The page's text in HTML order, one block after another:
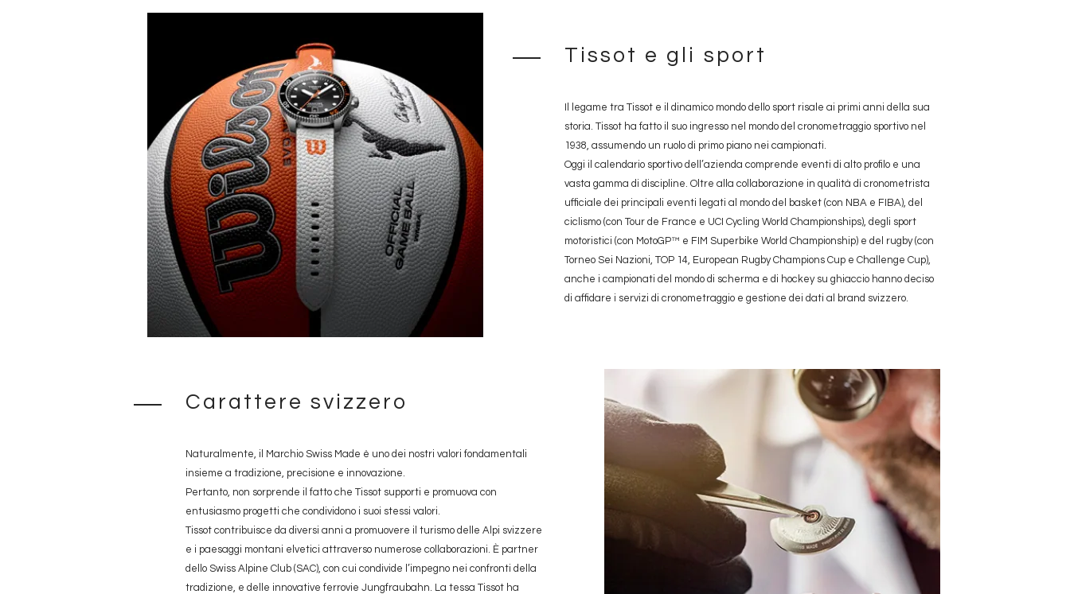
Tissot e gli sport
Il legame tra Tissot e il dinamico mondo dello sport risale ai primi anni della sua
storia. Tissot ha fatto il suo ingresso nel mondo del cronometraggio sportivo nel
1938, assumendo un ruolo di primo piano nei campionati.
Oggi il calendario sportivo dell’azienda comprende eventi di alto profilo e una
vasta gamma di discipline. Oltre alla collaborazione in qualità di cronometrista
ufficiale dei principali eventi legati al mondo del basket (con NBA e FIBA), del
ciclismo (con Tour de France e UCI Cycling World Championships), degli sport
motoristici (con MotoGP™ e FIM Superbike World Championship) e del rugby (con
Torneo Sei Nazioni, TOP 14, European Rugby Champions Cup e Challenge Cup),
anche i campionati del mondo di scherma e di hockey su ghiaccio hanno deciso
di affidare i servizi di cronometraggio e gestione dei dati al brand svizzero.
Carattere svizzero
Naturalmente, il Marchio Swiss Made è uno dei nostri valori fondamentali
insieme a tradizione, precisione e innovazione.
Pertanto, non sorprende il fatto che Tissot supporti e promuova con
entusiasmo progetti che condividono i suoi stessi valori.
Tissot contribuisce da diversi anni a promuovere il turismo delle Alpi svizzere
e i paesaggi montani elvetici attraverso numerose collaborazioni. È partner
dello Swiss Alpine Club (SAC), con cui condivide l’impegno nei confronti della
tradizione, e delle innovative ferrovie Jungfraubahn. La tessa Tissot ha